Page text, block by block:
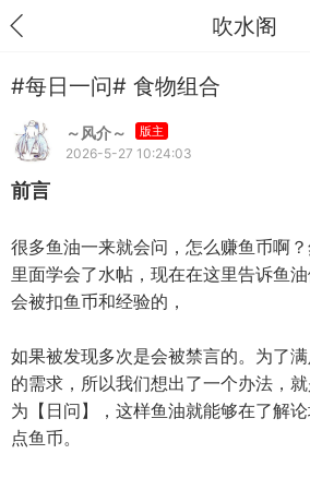
吹水阁
#每日一问# 食物组合
～风介～ 版主
2026-5-27 10:24:03
前言
很多鱼油一来就会问，怎么赚鱼币啊
里面学会了水帖，现在在这里告诉鱼
会被扣鱼币和经验的，
如果被发现多次是会被禁言的。为了
的需求，所以我们想出了一个办法，
为【日问】，这样鱼油就能够在了解
点鱼币。